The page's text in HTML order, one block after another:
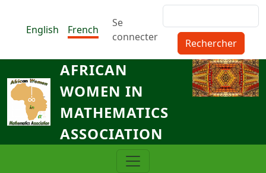
English
French
Menu du compte de
Se
connecter
AFRICAN
WOMEN IN
MATHEMATICS
ASSOCIATION